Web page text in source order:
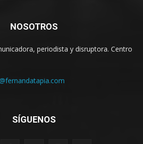
NOSOTROS
periodista y disruptora. Centro
SÍGUENOS